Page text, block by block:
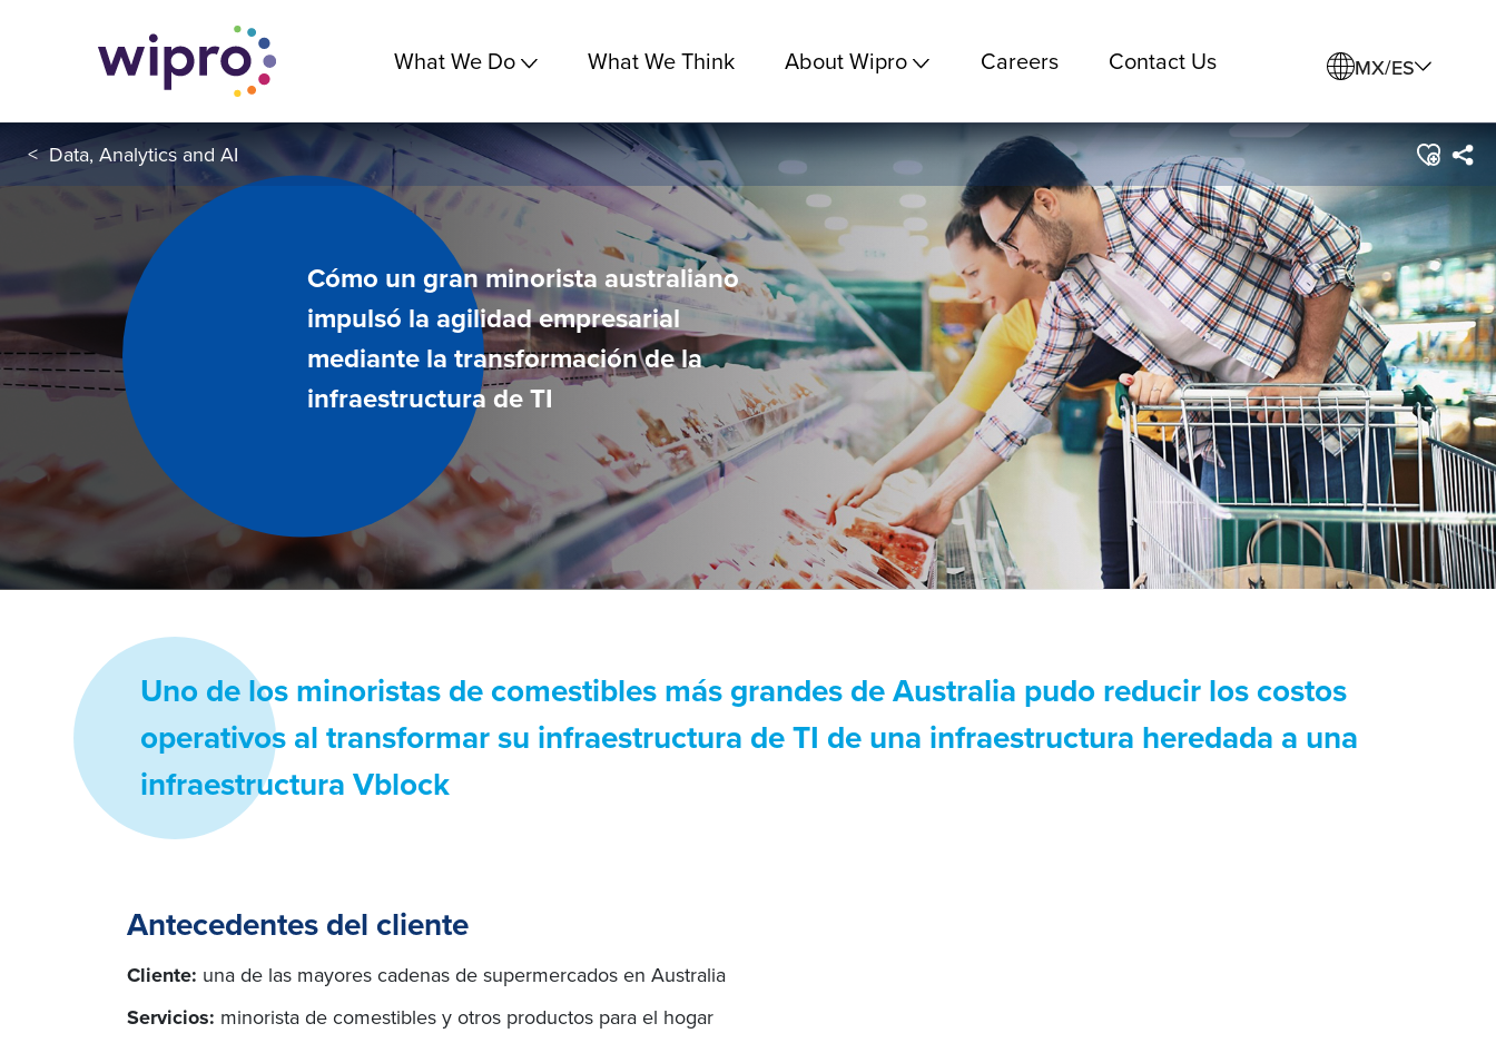
What We Do What We Think About Wipro Careers Contact Us MX/ES
< Data, Analytics and AI
Cómo un gran minorista australiano
impulsó la agilidad empresarial
mediante la transformación de la
infraestructura de TI
Uno de los minoristas de comestibles más grandes de Australia pudo reducir los costos
operativos al transformar su infraestructura de TI de una infraestructura heredada a una
infraestructura Vblock
Antecedentes del cliente
Cliente: una de las mayores cadenas de supermercados en Australia
Servicios: minorista de comestibles y otros productos para el hogar